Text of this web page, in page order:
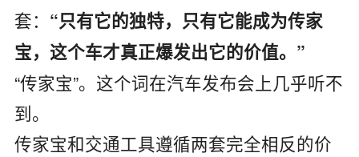
套： “只有它的独特，只有它能成为传家
宝，这个车才真正爆发出它的价值。”
“传家宝”。这个词在汽车发布会上几乎听不
到。
传家宝和交通工具遵循两套完全相反的价